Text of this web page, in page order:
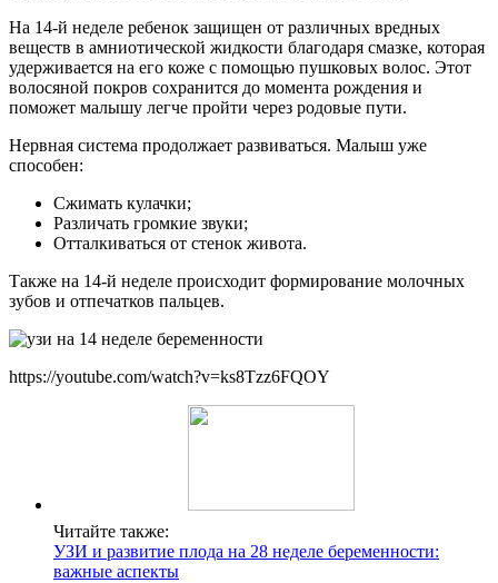
На 14-й неделе ребенок защищен от различных вредных
веществ в амниотической жидкости благодаря смазке, которая
удерживается на его коже с помощью пушковых волос. Этот
волосяной покров сохранится до момента рождения и
поможет малышу легче пройти через родовые пути.
Нервная система продолжает развиваться. Малыш уже
способен:
Сжимать кулачки;
Различать громкие звуки;
Отталкиваться от стенок живота.
Также на 14-й неделе происходит формирование молочных
зубов и отпечатков пальцев.
https://youtube.com/watch?v=ks8Tzz6FQOY
Читайте также:
УЗИ и развитие плода на 28 неделе беременности:
важные аспекты